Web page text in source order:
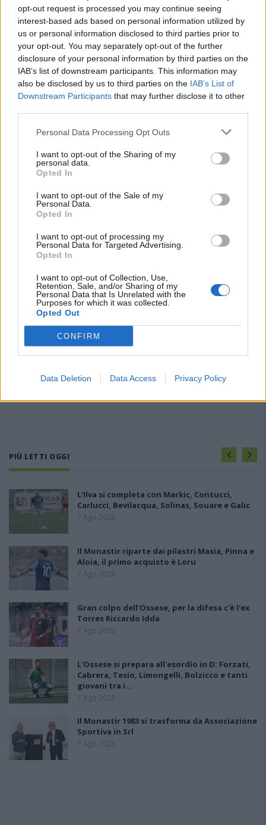
opt-out request is processed you may continue seeing
interest-based ads based on personal information utilized by
us or personal information disclosed to third parties prior to
your opt-out. You may separately opt-out of the further
disclosure of your personal information by third parties on the
IAB’s list of downstream participants. This information may
also be disclosed by us to third parties on the IAB’s List of
Downstream Participants that may further disclose it to other
Personal Data Processing Opt Outs
I want to opt-out of the Sharing of my
personal data.
Opted In
I want to opt-out of the Sale of my
Personal Data.
Opted In
I want to opt-out of processing my
Personal Data for Targeted Advertising.
Opted In
I want to opt-out of Collection, Use,
Retention, Sale, and/or Sharing of my
Personal Data that Is Unrelated with the
Purposes for which it was collected.
Opted Out
CONFIRM
Data Deletion Data Access Privacy Policy
PIÙ LETTI OGGI
L'Ilva si completa con Markic, Contucci,
Carlucci, Bevilacqua, Solinas, Souare e Galic
7 Ago 2026
Il Monastir riparte dai pilastri Masia, Pinna e
Aloia, il primo acquisto è Loru
7 Ago 2026
Gran colpo dell'Ossese, per la difesa c'è l'ex
Torres Riccardo Idda
7 Ago 2026
L'Ossese si prepara all'esordio in D: Forzati,
Cabrera, Tesio, Limongelli, Bolzicco e tanti
giovani tra i…
7 Ago 2026
Il Monastir 1983 si trasforma da Associazione
Sportiva in Srl
7 Ago 2026